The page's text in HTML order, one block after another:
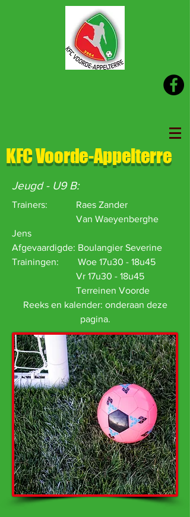
KFC Voorde-Appelterre
Jeugd - U9 B:
Trainers: Raes Zander
Van Waeyenberghe
Jens
Afgevaardigde: Boulangier Severine
Trainingen: Woe 17u30 - 18u45
Vr 17u30 - 18u45
Terreinen Voorde
Reeks en kalender: onderaan deze
pagina.